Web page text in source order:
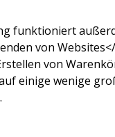
funktioniert
von
von
einige wenige